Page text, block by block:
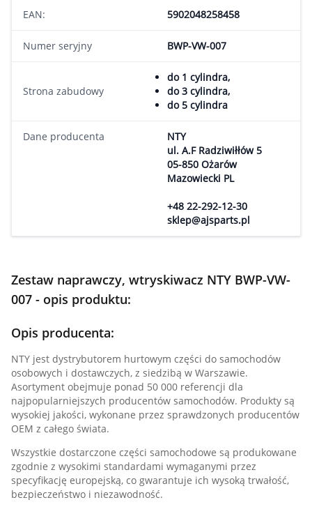
EAN: 5902048258458
Numer seryjny BWP-VW-007
Strona zabudowy
do 1 cylindra,
do 3 cylindra,
do 5 cylindra
Dane producenta
NTY
ul. A.F Radziwiłłów 5
05-850 Ożarów
Mazowiecki PL
+48 22-292-12-30
sklep@ajsparts.pl
Zestaw naprawczy, wtryskiwacz NTY BWP-VW-
007 - opis produktu:
Opis producenta:
NTY jest dystrybutorem hurtowym części do samochodów
osobowych i dostawczych, z siedzibą w Warszawie.
Asortyment obejmuje ponad 50 000 referencji dla
najpopularniejszych producentów samochodów. Produkty są
wysokiej jakości, wykonane przez sprawdzonych producentów
OEM z całego świata.
Wszystkie dostarczone części samochodowe są produkowane
zgodnie z wysokimi standardami wymaganymi przez
specyfikację europejską, co gwarantuje ich wysoką trwałość,
bezpieczeństwo i niezawodność.